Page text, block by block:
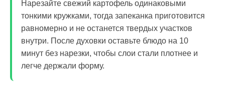
Нарезайте свежий картофель одинаковыми
тонкими кружками, тогда запеканка приготовится
равномерно и не останется твердых участков
внутри. После духовки оставьте блюдо на 10
минут без нарезки, чтобы слои стали плотнее и
легче держали форму.